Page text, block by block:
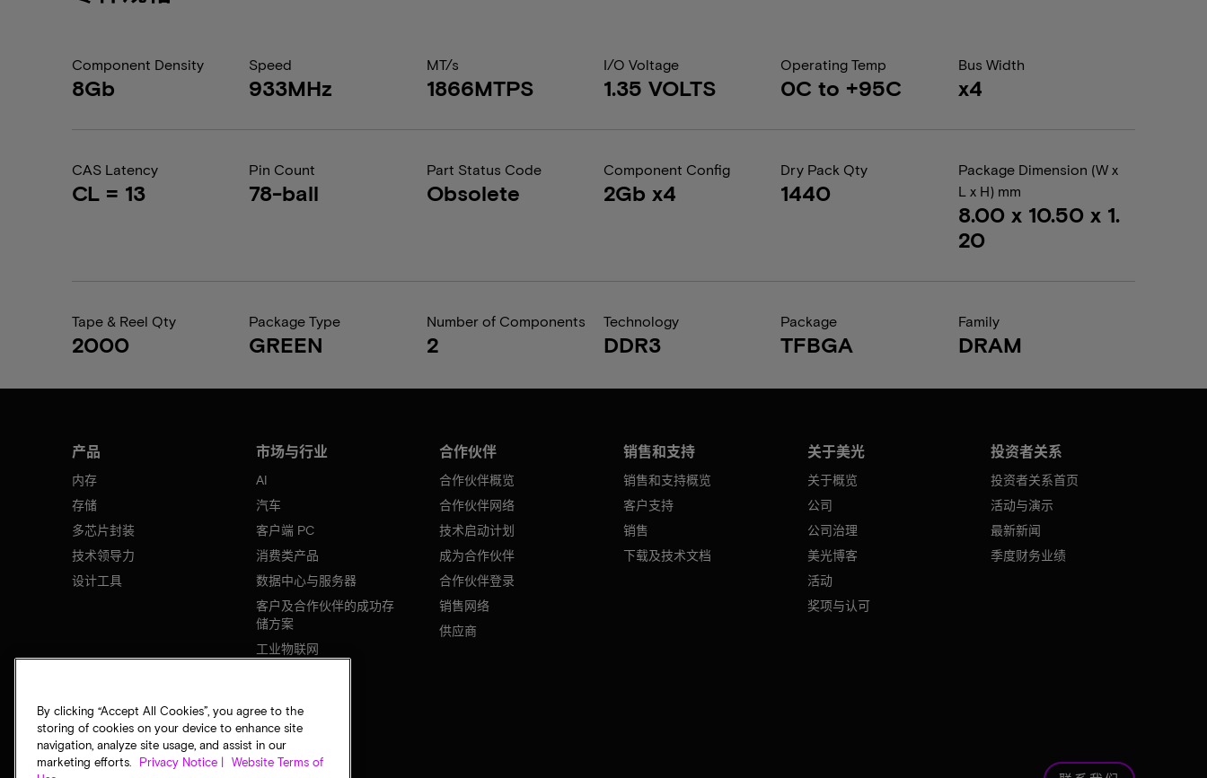
Component Density
8Gb
Speed
933MHz
MT/s
1866MTPS
I/O Voltage
1.35 VOLTS
Operating Temp
0C to +95C
Bus Width
x4
CAS Latency
CL = 13
Pin Count
78-ball
Part Status Code
Obsolete
Component Config
2Gb x4
Dry Pack Qty
1440
Package Dimension (W x
L x H) mm
8.00 x 10.50 x 1.
20
Tape & Reel Qty
2000
Package Type
GREEN
Number of Components
2
Technology
DDR3
Package
TFBGA
Family
DRAM
产品
内存
存储
多芯片封装
技术领导力
设计工具
市场与行业
AI
汽车
客户端 PC
消费类产品
数据中心与服务器
客户及合作伙伴的成功存
储方案
工业物联网
合作伙伴
合作伙伴概览
合作伙伴网络
技术启动计划
成为合作伙伴
合作伙伴登录
销售网络
供应商
销售和支持
销售和支持概览
客户支持
销售
下载及技术文档
关于美光
关于概览
公司
公司治理
美光博客
活动
奖项与认可
投资者关系
投资者关系首页
活动与演示
最新新闻
季度财务业绩
By clicking “Accept All Cookies”, you agree to the
storing of cookies on your device to enhance site
navigation, analyze site usage, and assist in our
marketing efforts.
Privacy Notice |
Website Terms of